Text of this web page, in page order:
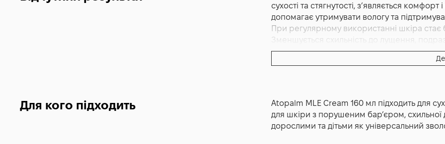
як засіб для сухої, чутливої та схильної до
Крем має комфортну текстуру, яка легко
відчуття липкості. Він забезпечує
використання та може застосовуватися як
Atopalm MLE Cream 160 мл часто
зберегти комфорт і м’якість шкіри
Формула крему розроблена з урахуванням
використовувати всією родиною. Atopalm
сухості та стягнутості, з’являється
допомагає утримувати вологу та
При регулярному використанні шкіра
Зменшується схильність до лущення,
поступово зміцнюється природний
відновлення та підтримку природного
Для кого підходить
Atopalm MLE Cream 160 мл підходить для
для шкіри з порушеним бар’єром,
дорослими та дітьми як універсальний